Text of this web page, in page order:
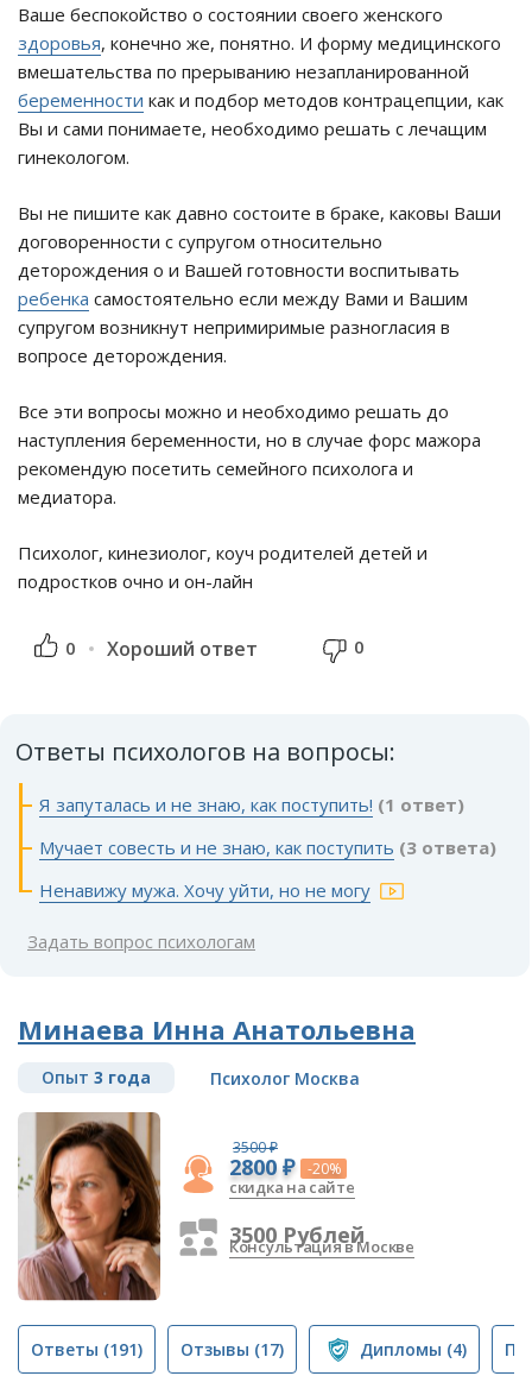
Ваше беспокойство о состоянии своего женского
здоровья, конечно же, понятно. И форму медицинского
вмешательства по прерыванию незапланированной
беременности как и подбор методов контрацепции, как
Вы и сами понимаете, необходимо решать с лечащим
гинекологом.
Вы не пишите как давно состоите в браке, каковы Ваши
договоренности с супругом относительно
деторождения о и Вашей готовности воспитывать
ребенка самостоятельно если между Вами и Вашим
супругом возникнут непримиримые разногласия в
вопросе деторождения.
Все эти вопросы можно и необходимо решать до
наступления беременности, но в случае форс мажора
рекомендую посетить семейного психолога и
медиатора.
Психолог, кинезиолог, коуч родителей детей и
подростков очно и он-лайн
0 Хороший ответ 0
Ответы психологов на вопросы:
Я запуталась и не знаю, как поступить! (1 ответ)
Мучает совесть и не знаю, как поступить (3 ответа)
Ненавижу мужа. Хочу уйти, но не могу
Задать вопрос психологам
Минаева Инна Анатольевна
Опыт 3 года Психолог Москва
3500 ₽
2800 ₽ -20%
скидка на сайте
3500 Рублей
Консультация в Москве
Ответы (191) Отзывы (17) Дипломы (4)